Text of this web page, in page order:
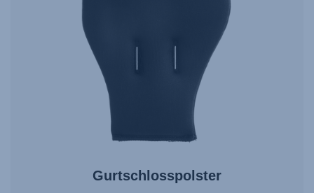
Gurtschlosspolster